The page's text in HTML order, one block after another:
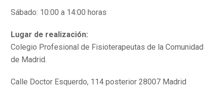
Sábado: 10:00 a 14:00 horas
Lugar de realización:
Colegio Profesional de Fisioterapeutas de la Comunidad
de Madrid.
Calle Doctor Esquerdo, 114 posterior 28007 Madrid